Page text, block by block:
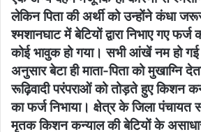
लेकिन पिता की अर्थी को उन्होंने कंधा
श्मशानघाट में बेटियों द्वारा निभाए गए
कोई भावुक हो गया। सभी आंखें नम हो
अनुसार बेटा ही माता-पिता को मुखाग्नि
रूढ़िवादी परंपराओं को तोड़ते हुए किशन
का फर्ज निभाया। क्षेत्र के जिला पंचायत
मृतक किशन कन्याल की बेटियों के